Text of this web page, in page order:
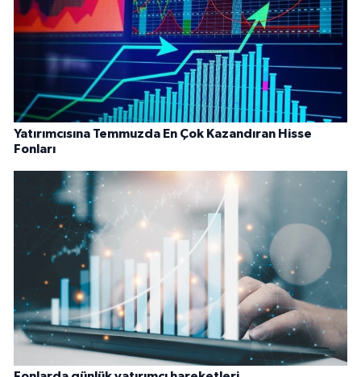
Yatırımcısına Temmuzda En Çok Kazandıran Hisse
Fonları